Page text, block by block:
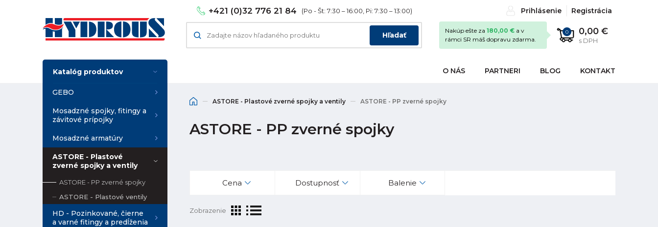
+421 (0)32 776 21 84 (Po - Št: 7:30 – 16:00, Pi: 7:30 – 13:00) Prihlásenie Registrácia
Hľadať 0 0,00 €
s DPH
Nakúp ešte za 180,00 € a v
rámci SR máš dopravu zdarma.
O NÁS PARTNERI BLOG KONTAKT
Katalóg produktov
GEBO
Mosadzné spojky, fitingy a
závitové prípojky
Mosadzné armatúry
ASTORE - Plastové
zverné spojky a ventily
ASTORE - PP zverné spojky
ASTORE - Plastové ventily
HD - Pozinkované, čierne
a varné fitingy a predĺženia
ASTORE - Plastové zverné spojky a ventily ASTORE - PP zverné spojky
ASTORE - PP zverné spojky
Cena Dostupnosť Balenie
Zobrazenie